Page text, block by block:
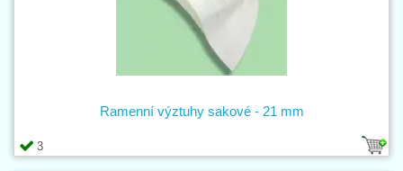
3
Ramenní výztuhy sakové - 21 mm